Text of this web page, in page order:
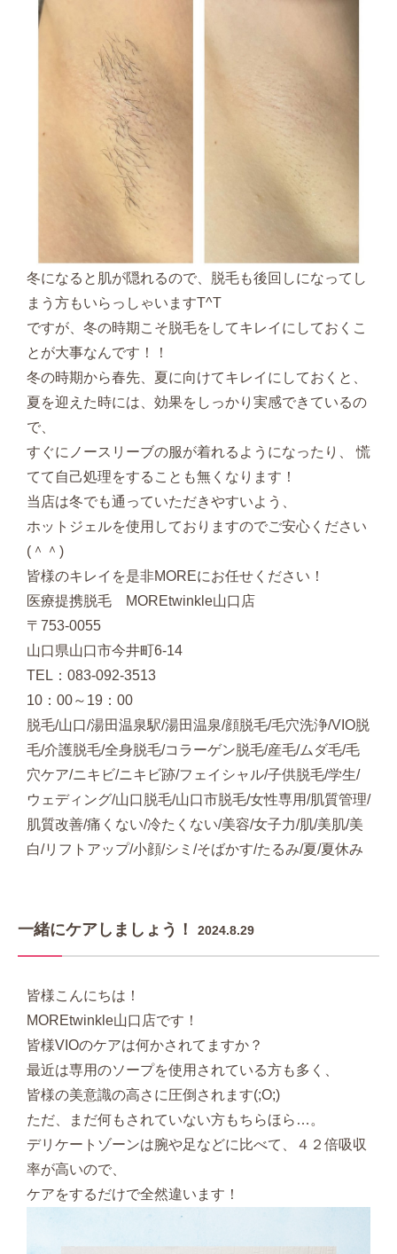
冬になると肌が隠れるので、脱毛も後回しになってし
まう方もいらっしゃいますT^T
ですが、冬の時期こそ脱毛をしてキレイにしておくこ
とが大事なんです！！
冬の時期から春先、夏に向けてキレイにしておくと、
夏を迎えた時には、効果をしっかり実感できているの
で、
すぐにノースリーブの服が着れるようになったり、 慌
てて自己処理をすることも無くなります！
当店は冬でも通っていただきやすいよう、
ホットジェルを使用しておりますのでご安心ください
(＾＾)
皆様のキレイを是非MOREにお任せください！
医療提携脱毛 MOREtwinkle山口店
〒753-0055
山口県山口市今井町6-14
TEL：083-092-3513
10：00～19：00
脱毛/山口/湯田温泉駅/湯田温泉/顔脱毛/毛穴洗浄/VIO脱
毛/介護脱毛/全身脱毛/コラーゲン脱毛/産毛/ムダ毛/毛
穴ケア/ニキビ/ニキビ跡/フェイシャル/子供脱毛/学生/
ウェディング/山口脱毛/山口市脱毛/女性専用/肌質管理/
肌質改善/痛くない/冷たくない/美容/女子力/肌/美肌/美
白/リフトアップ/小顔/シミ/そばかす/たるみ/夏/夏休み
一緒にケアしましょう！ 2024.8.29
皆様こんにちは！
MOREtwinkle山口店です！
皆様VIOのケアは何かされてますか？
最近は専用のソープを使用されている方も多く、
皆様の美意識の高さに圧倒されます(;O;)
ただ、まだ何もされていない方もちらほら…。
デリケートゾーンは腕や足などに比べて、４２倍吸収
率が高いので、
ケアをするだけで全然違います！